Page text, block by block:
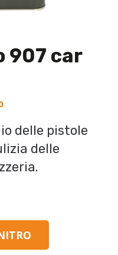
907 car
delle pistole
delle